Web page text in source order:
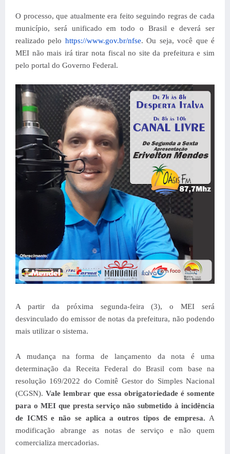
O processo, que atualmente era feito seguindo regras de cada
município, será unificado em todo o Brasil e deverá ser
realizado pelo https://www.gov.br/nfse. Ou seja, você que é
MEI não mais irá tirar nota fiscal no site da prefeitura e sim
pelo portal do Governo Federal.
A partir da próxima segunda-feira (3), o MEI será
desvinculado do emissor de notas da prefeitura, não podendo
mais utilizar o sistema.
A mudança na forma de lançamento da nota é uma
determinação da Receita Federal do Brasil com base na
resolução 169/2022 do Comitê Gestor do Simples Nacional
(CGSN). Vale lembrar que essa obrigatoriedade é somente
para o MEI que presta serviço não submetido à incidência
de ICMS e não se aplica a outros tipos de empresa. A
modificação abrange as notas de serviço e não quem
comercializa mercadorias.